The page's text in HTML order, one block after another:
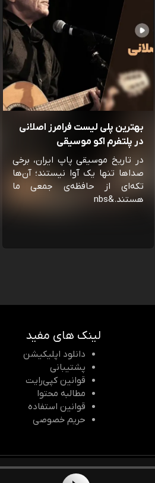
بهترین پلی لیست فرامرز اصلانی
در پلتفرم اکو موسیقی
در تاریخ موسیقی پاپ ایران، برخی
صداها تنها یک آوا نیستند؛ آن‌ها
تکه‌ای از حافظه‌ی جمعی ما
هستند.&nbs
لینک های مفید
دانلود اپلیکیشن
پشتیبانی
قوانین کپی‌رایت
مطالبه محتوا
قوانین استفاده
حریم خصوصی